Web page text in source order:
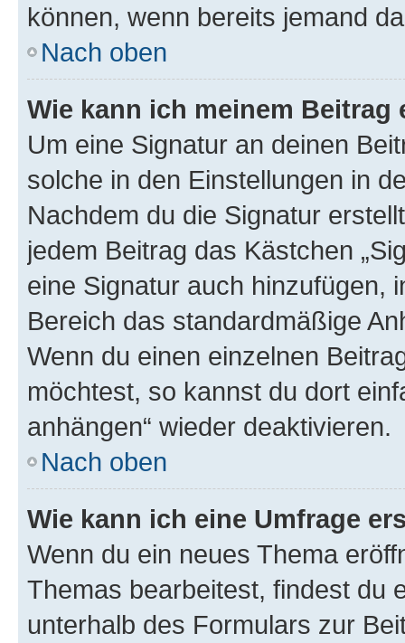
können, wenn bereits jemand
Nach oben
Wie kann ich meinem
Um eine Signatur an deinen
solche in den Einstellungen in
Nachdem du die Signatur
jedem Beitrag das Kästchen
eine Signatur auch hinzufügen,
Bereich das standardmäßige
Wenn du einen einzelnen
möchtest, so kannst du dort
anhängen“ wieder deaktivieren.
Nach oben
Wie kann ich eine Umfrage
Wenn du ein neues Thema
Themas bearbeitest, findest du
unterhalb des Formulars zur